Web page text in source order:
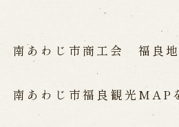
出張公演 海外旅行客
南あわじ市商工会 福良
南あわじ市福良観光MAP